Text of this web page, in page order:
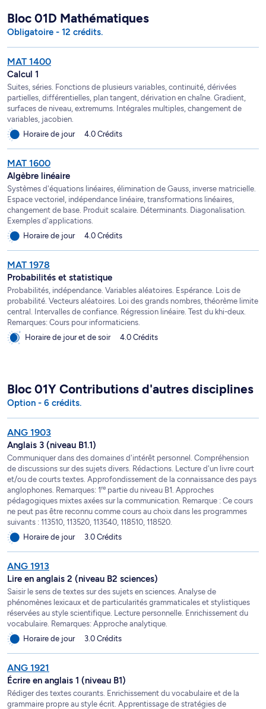
Bloc 01D Mathématiques
Obligatoire - 12 crédits.
MAT 1400
Calcul 1
Suites, séries. Fonctions de plusieurs variables, continuité, dérivées
partielles, différentielles, plan tangent, dérivation en chaîne. Gradient,
surfaces de niveau, extremums. Intégrales multiples, changement de
variables, jacobien.
Horaire de jour
4.0 Crédits
MAT 1600
Algèbre linéaire
Systèmes d'équations linéaires, élimination de Gauss, inverse matricielle.
Espace vectoriel, indépendance linéaire, transformations linéaires,
changement de base. Produit scalaire. Déterminants. Diagonalisation.
Exemples d'applications.
Horaire de jour
4.0 Crédits
MAT 1978
Probabilités et statistique
Probabilités, indépendance. Variables aléatoires. Espérance. Lois de
probabilité. Vecteurs aléatoires. Loi des grands nombres, théorème limite
central. Intervalles de confiance. Régression linéaire. Test du khi-deux.
Remarques: Cours pour informaticiens.
Horaire de jour et de soir
4.0 Crédits
Bloc 01Y Contributions d'autres disciplines
Option - 6 crédits.
ANG 1903
Anglais 3 (niveau B1.1)
Communiquer dans des domaines d'intérêt personnel. Compréhension
de discussions sur des sujets divers. Rédactions. Lecture d'un livre court
et/ou de courts textes. Approfondissement de la connaissance des pays
anglophones. Remarques: 1re partie du niveau B1. Approches
pédagogiques mixtes axées sur la communication. Remarque : Ce cours
ne peut pas être reconnu comme cours au choix dans les programmes
suivants : 113510, 113520, 113540, 118510, 118520.
Horaire de jour
3.0 Crédits
ANG 1913
Lire en anglais 2 (niveau B2 sciences)
Saisir le sens de textes sur des sujets en sciences. Analyse de
phénomènes lexicaux et de particularités grammaticales et stylistiques
réservées au style scientifique. Lecture personnelle. Enrichissement du
vocabulaire. Remarques: Approche analytique.
Horaire de jour
3.0 Crédits
ANG 1921
Écrire en anglais 1 (niveau B1)
Rédiger des textes courants. Enrichissement du vocabulaire et de la
grammaire propre au style écrit. Apprentissage de stratégies de